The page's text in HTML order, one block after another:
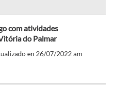
com atividades
do Palmar
en 26/07/2022 am